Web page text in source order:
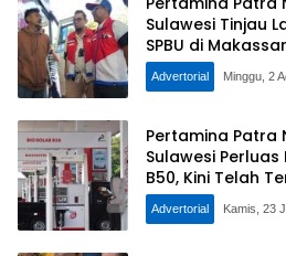
Sulawesi Tinjau
SPBU di
Biosolar
Advertorial Minggu, 2
Pertamina Patra
Sulawesi
B50, Kini Telah
Advertorial Kamis, 23